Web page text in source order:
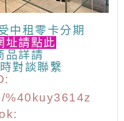
中租零卡分期
址請點此
品詳請
對談聯繫
%40kuy3614z